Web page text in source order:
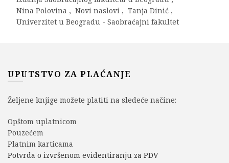
Nina Polovina , Novi naslovi , Tanja Dinić ,
Univerzitet u Beogradu - Saobraćajni fakultet
UPUTSTVO ZA PLAĆANJE
Željene knjige možete platiti na sledeće načine:
Opštom uplatnicom
Pouzećem
Platnim karticama
Potvrda o izvršenom evidentiranju za PDV